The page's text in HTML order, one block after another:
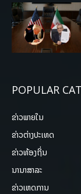
POPULAR
ຂ່າວພາຍ​ໃນ
ຂ່າວຕ່າງປະເທດ
ຂ່າວທ້ອງຖິ່ນ
ນານາສາລະ
ຂ່າວເຫດການ